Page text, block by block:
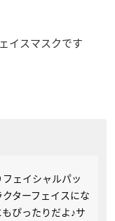
イスマスクです
ェイシャルパッ
ターフェイスにな
ぴったりだよ♪サ